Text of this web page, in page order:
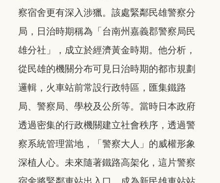
察宿舍更有深入涉獵。該處緊鄰民雄警察分
局，日治時期稱為「台南州嘉義郡警察局民
雄分社」，成立於經濟黃金時期。他分析，
從民雄的機關分布可見日治時期的都市規劃
邏輯，火車站前常設行政特區，匯集鐵路
局、警察局、學校及公所等。當時日本政府
透過密集的行政機關建立社會秩序，透過警
察系統管理當地，「警察大人」的威權形象
深植人心。未來隨著鐵路高架化，這片警察